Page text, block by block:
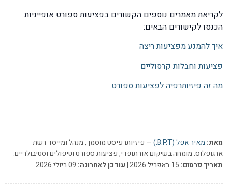
לקריאת מאמרים נוספים הקשורים בפציעות ספורט אופייניות
הכנסו לקישורים הבאים:
איך להמנע מפציעות ריצה
פציעות וחבלות קרסוליים
מה זה פיזיותרפיה לפציעות ספורט
מאת: מאיר אפל (B.P.T.)
— פיזיותרפיסט מוסמך, מנהל ומייסד רשת
ארגופלוס. מומחה בשיקום אורתופדי, פציעות ספורט וטיפולים וסטיבולריים.
תאריך פרסום:
עודכן לאחרונה: